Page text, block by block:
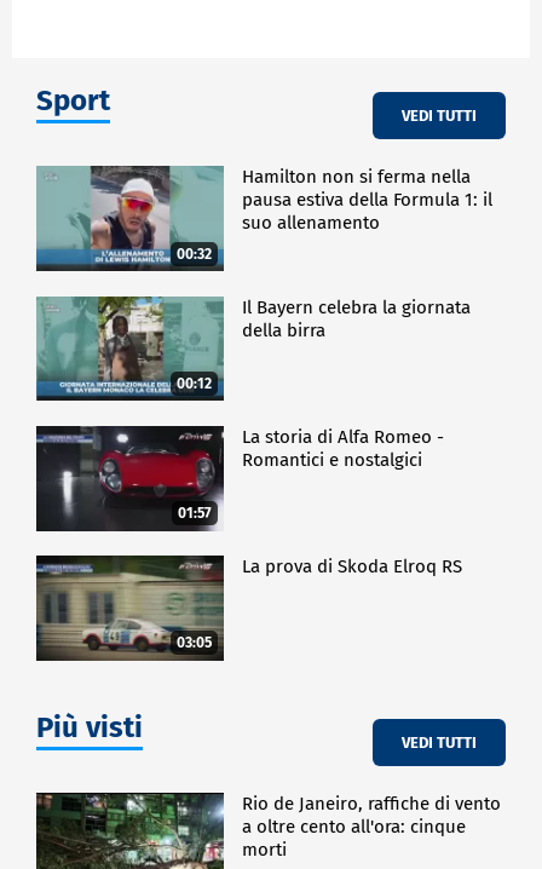
Sport VEDI TUTTI
00:32
Hamilton non si ferma nella
pausa estiva della Formula 1: il
suo allenamento
00:12
Il Bayern celebra la giornata
della birra
01:57
La storia di Alfa Romeo -
Romantici e nostalgici
03:05
La prova di Skoda Elroq RS
Più visti VEDI TUTTI
Rio de Janeiro, raffiche di vento
a oltre cento all'ora: cinque
morti